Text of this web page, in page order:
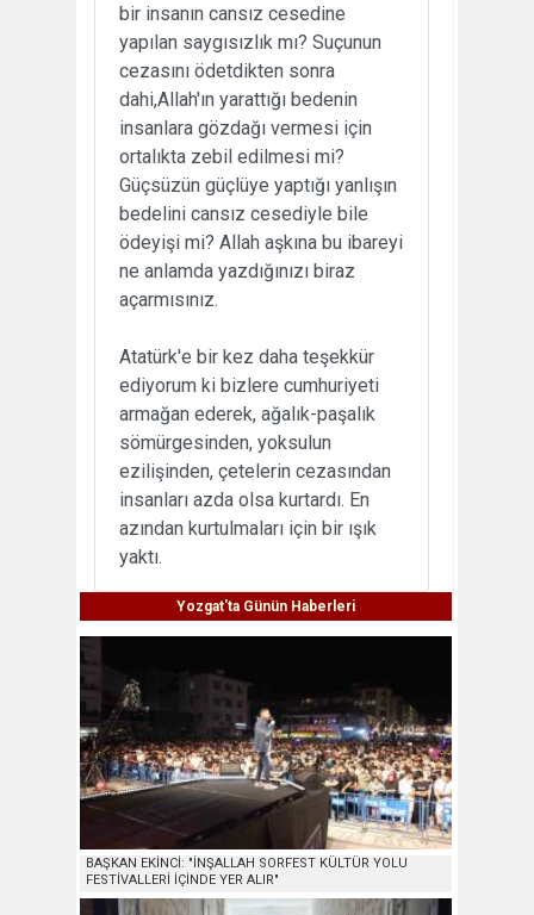
bir insanın cansız cesedine
yapılan saygısızlık mı? Suçunun
cezasını ödetdikten sonra
dahi,Allah'ın yarattığı bedenin
insanlara gözdağı vermesi için
ortalıkta zebil edilmesi mi?
Güçsüzün güçlüye yaptığı yanlışın
bedelini cansız cesediyle bile
ödeyişi mi? Allah aşkına bu ibareyi
ne anlamda yazdığınızı biraz
açarmısınız.
Atatürk'e bir kez daha teşekkür
ediyorum ki bizlere cumhuriyeti
armağan ederek, ağalık-paşalık
sömürgesinden, yoksulun
ezilişinden, çetelerin cezasından
insanları azda olsa kurtardı. En
azından kurtulmaları için bir ışık
yaktı.
Yozgat'ta Günün Haberleri
BAŞKAN EKİNCİ: "İNŞALLAH SORFEST KÜLTÜR YOLU
FESTİVALLERİ İÇİNDE YER ALIR"